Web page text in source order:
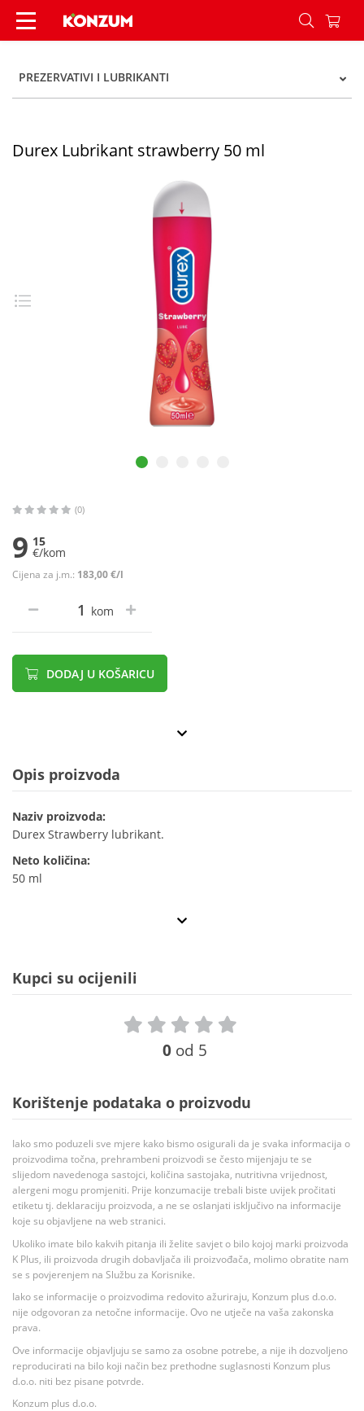
Durex Lubrikant strawberry 50 ml - Konzum
PREZERVATIVI I LUBRIKANTI
Durex Lubrikant strawberry 50 ml
(0)
9 15
€/kom
Cijena za j.m.: 183,00 €/l
kom
DODAJ U KOŠARICU
Opis proizvoda
Naziv proizvoda:
Durex Strawberry lubrikant.
Neto količina:
50 ml
Kupci su ocijenili
0 od 5
Korištenje podataka o proizvodu
Iako smo poduzeli sve mjere kako bismo osigurali da je svaka informacija o
proizvodima točna, prehrambeni proizvodi se često mijenjaju te se
slijedom navedenoga sastojci, količina sastojaka, nutritivna vrijednost,
alergeni mogu promjeniti. Prije konzumacije trebali biste uvijek pročitati
etiketu tj. deklaraciju proizvoda, a ne se oslanjati isključivo na informacije
koje su objavljene na web stranici.
Ukoliko imate bilo kakvih pitanja ili želite savjet o bilo kojoj marki proizvoda
K Plus, ili proizvoda drugih dobavljača ili proizvođača, molimo obratite nam
se s povjerenjem na Službu za Korisnike.
Iako se informacije o proizvodima redovito ažuriraju, Konzum plus d.o.o.
nije odgovoran za netočne informacije. Ovo ne utječe na vaša zakonska
prava.
Ove informacije objavljuju se samo za osobne potrebe, a nije ih dozvoljeno
reproducirati na bilo koji način bez prethodne suglasnosti Konzum plus
d.o.o. niti bez pisane potvrde.
Konzum plus d.o.o.